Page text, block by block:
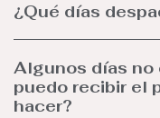
¿Qué días
Algunos días no
puedo recibir el
hacer?